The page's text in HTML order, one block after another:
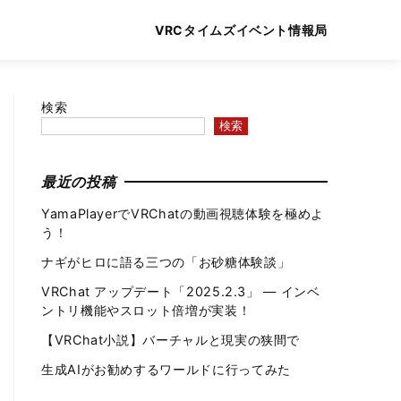
VRCタイムズイベント情報局
検索
検索
最近の投稿
YamaPlayerでVRChatの動画視聴体験を極めよ
う！
ナギがヒロに語る三つの「お砂糖体験談」
VRChat アップデート「2025.2.3」 — インベ
ントリ機能やスロット倍増が実装！
【VRChat小説】バーチャルと現実の狭間で
生成AIがお勧めするワールドに行ってみた